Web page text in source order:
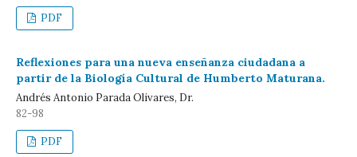
PDF
Reflexiones para una nueva enseñanza ciudadana a
partir de la Biología Cultural de Humberto Maturana.
Andrés Antonio Parada Olivares, Dr.
82-98
PDF